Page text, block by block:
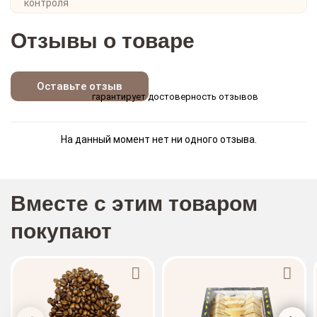
Отзывы о товаре
Оставьте отзыв
гарантирует достоверность отзывов
На данный момент нет ни одного отзыва.
Вместе с этим товаром
покупают